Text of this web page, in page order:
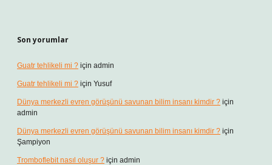
Son yorumlar
Guatr tehlikeli mi ? için admin
Guatr tehlikeli mi ? için Yusuf
Dünya merkezli evren görüşünü savunan bilim insanı kimdir ? için
admin
Dünya merkezli evren görüşünü savunan bilim insanı kimdir ? için
Şampiyon
Tromboflebit nasıl oluşur ? için admin